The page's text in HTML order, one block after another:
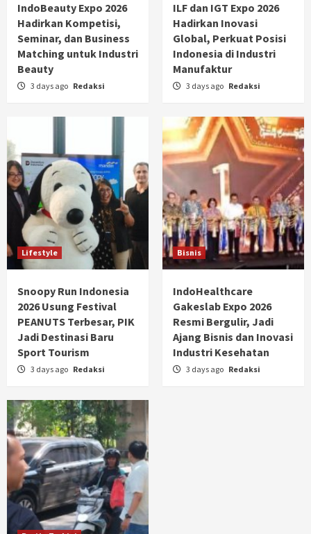
IndoBeauty Expo 2026
Hadirkan Kompetisi,
Seminar, dan Business
Matching untuk Industri
Beauty
3 days ago Redaksi
ILF dan IGT Expo 2026
Hadirkan Inovasi
Global, Perkuat Posisi
Indonesia di Industri
Manufaktur
3 days ago Redaksi
Lifestyle
Snoopy Run Indonesia
2026 Usung Festival
PEANUTS Terbesar, PIK
Jadi Destinasi Baru
Sport Tourism
3 days ago Redaksi
Bisnis
IndoHealthcare
Gakeslab Expo 2026
Resmi Bergulir, Jadi
Ajang Bisnis dan Inovasi
Industri Kesehatan
3 days ago Redaksi